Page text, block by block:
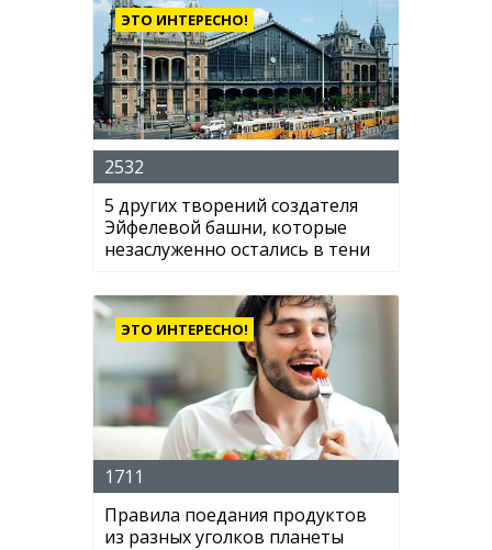
ЭТО ИНТЕРЕСНО!
2532
5 других творений создателя
Эйфелевой башни, которые
незаслуженно остались в тени
ЭТО ИНТЕРЕСНО!
1711
Правила поедания продуктов
из разных уголков планеты